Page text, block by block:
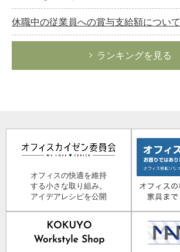
休職中の従業員への賞与支給額について
ランキングを見る
オフィスの快適を維持
する小さな取り組み。
アイデアレシピを公開